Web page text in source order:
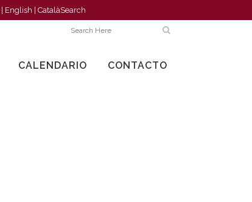
English CatalàSearch
CALENDARIO CONTACTO